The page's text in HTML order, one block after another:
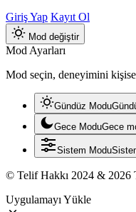
Giriş Yap Kayıt Ol
Mod değiştir
Mod Ayarları
Mod seçin, deneyimini
Gündüz Modu
Gece ModuGece
Sistem Modu
© Telif Hakkı 2024 & 2026
Uygulamayı Yükle